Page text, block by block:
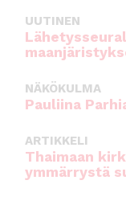
UUTINEN
NÄKÖKULMA
Pauliina
ARTIKKELI
Thaimaan
ymmärrystä